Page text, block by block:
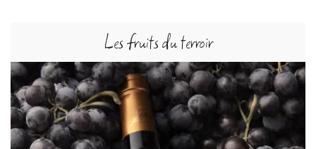
Les fruits du terroir